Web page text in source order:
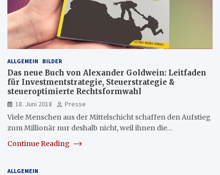
ALLGEMEIN BILDER
Das neue Buch von Alexander Goldwein: Leitfaden
für Investmentstrategie, Steuerstrategie &
steueroptimierte Rechtsformwahl
18. Juni 2018
Presse
Viele Menschen aus der Mittelschicht schaffen den Aufstieg
zum Millionär nur deshalb nicht, weil ihnen die…
Continue Reading
ALLGEMEIN